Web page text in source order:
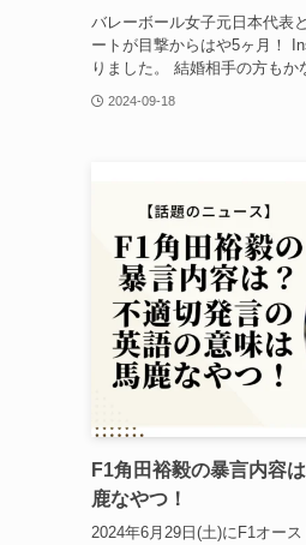
バレーボール女子元日本代表
ートが目撃からはや5ヶ月！
りました。 結婚相手の方もか
2024-09-18
F1角田裕毅の暴言内容
鹿なやつ！
2024年6月29日(土)にF1オー